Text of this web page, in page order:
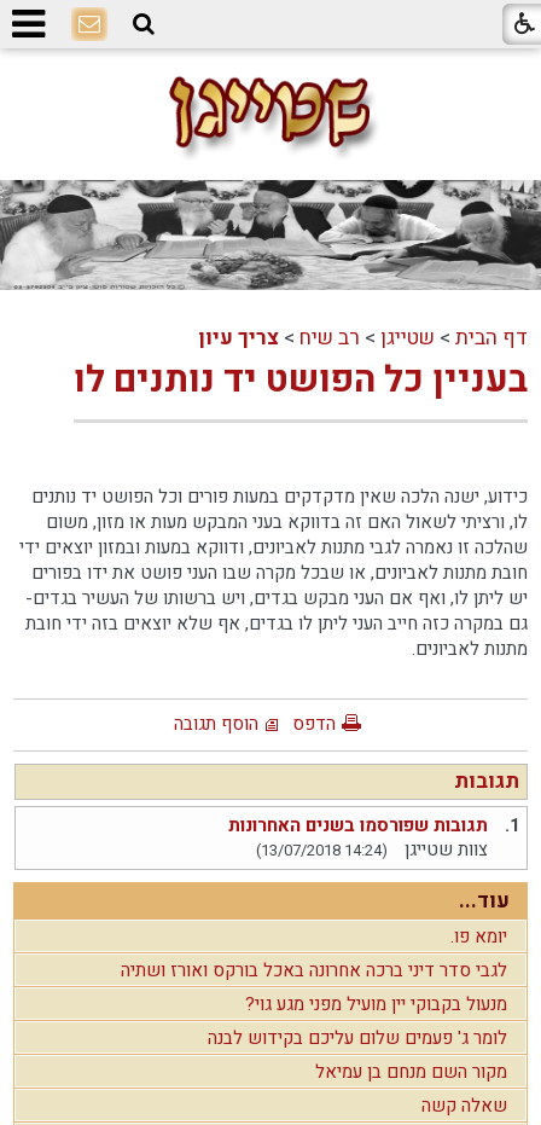
דף הבית > שטייגן > רב שיח >צריך עיון
בעניין כל הפושט יד נותנים לו
כידוע, ישנה הלכה שאין מדקדקים במעות פורים וכל הפושט יד נותנים
לו, ורציתי לשאול האם זה בדווקא בעני המבקש מעות או מזון, משום
שהלכה זו נאמרה לגבי מתנות לאביונים, ודווקא במעות ובמזון יוצאים ידי
חובת מתנות לאביונים, או שבכל מקרה שבו העני פושט את ידו בפורים
יש ליתן לו, ואף אם העני מבקש בגדים, ויש ברשותו של העשיר בגדים-
גם במקרה כזה חייב העני ליתן לו בגדים, אף שלא יוצאים בזה ידי חובת
מתנות לאביונים.
הדפס הוסף תגובה
תגובות
1.
תגובות שפורסמו בשנים האחרונות
צוות שטייגן
(13/07/2018 14:24)
עוד...
יומא פו.
לגבי סדר דיני ברכה אחרונה באכל בורקס ואורז ושתיה
מנעול בקבוקי יין מועיל מפני מגע גוי?
לומר ג' פעמים שלום עליכם בקידוש לבנה
מקור השם מנחם בן עמיאל
שאלה קשה